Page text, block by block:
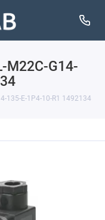
M22C-G14-
135-E-1P4-10-R1 1492134